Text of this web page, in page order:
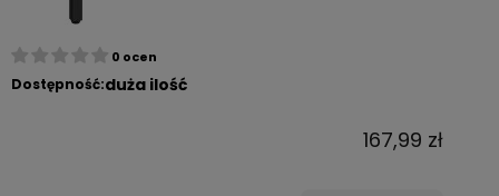
0 ocen
Dostępność:duża ilość
167,99 zł